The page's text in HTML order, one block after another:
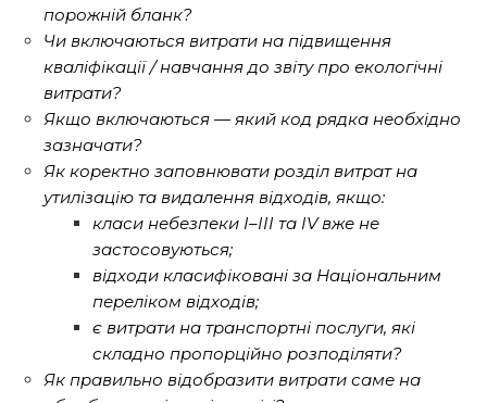
порожній бланк?
Чи включаються витрати на підвищення
кваліфікації / навчання до звіту про екологічні
витрати?
Якщо включаються — який код рядка необхідно
зазначати?
Як коректно заповнювати розділ витрат на
утилізацію та видалення відходів, якщо:
класи небезпеки I–III та IV вже не
застосовуються;
відходи класифіковані за Національним
переліком відходів;
є витрати на транспортні послуги, які
складно пропорційно розподіляти?
Як правильно відобразити витрати саме на